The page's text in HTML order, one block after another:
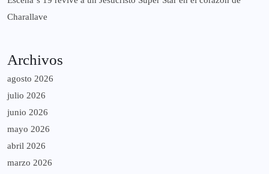
Charallave
Archivos
agosto 2026
julio 2026
junio 2026
mayo 2026
abril 2026
marzo 2026